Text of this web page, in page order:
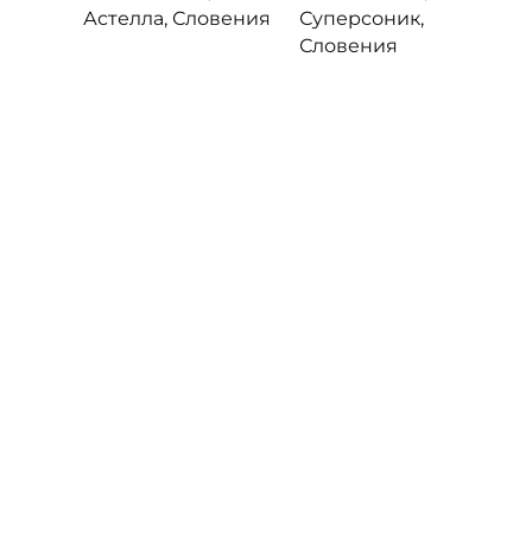
Астелла, Словения
Суперсоник,
Словения